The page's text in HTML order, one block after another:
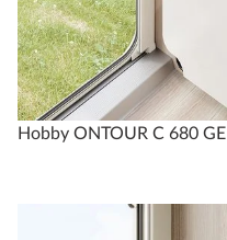
Hobby ONTOUR C 680 GE